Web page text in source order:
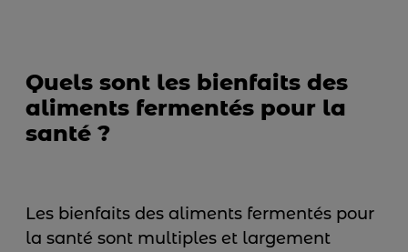
Quels sont les bienfaits des
aliments fermentés pour la
santé ?
Les bienfaits des aliments fermentés pour
la santé sont multiples et largement